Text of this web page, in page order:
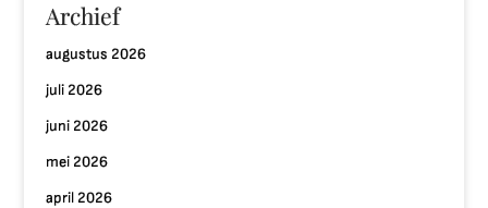
Archief
augustus 2026
juli 2026
juni 2026
mei 2026
april 2026